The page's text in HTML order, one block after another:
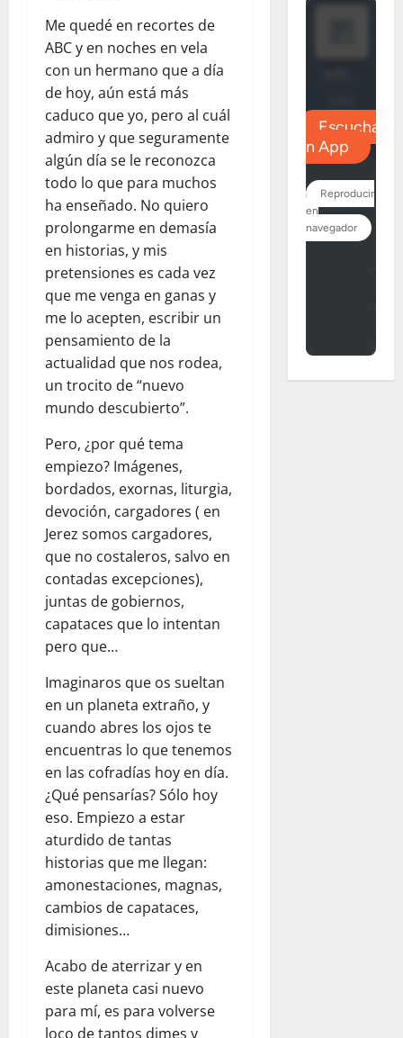
Me quedé en recortes de
ABC y en noches en vela
con un hermano que a día
de hoy, aún está más
caduco que yo, pero al cuál
admiro y que seguramente
algún día se le reconozca
todo lo que para muchos
ha enseñado. No quiero
prolongarme en demasía
en historias, y mis
pretensiones es cada vez
que me venga en ganas y
me lo acepten, escribir un
pensamiento de la
actualidad que nos rodea,
un trocito de “nuevo
mundo descubierto”.
Pero, ¿por qué tema
empiezo? Imágenes,
bordados, exornas, liturgia,
devoción, cargadores ( en
Jerez somos cargadores,
que no costaleros, salvo en
contadas excepciones),
juntas de gobiernos,
capataces que lo intentan
pero que…
Imaginaros que os sueltan
en un planeta extraño, y
cuando abres los ojos te
encuentras lo que tenemos
en las cofradías hoy en día.
¿Qué pensarías? Sólo hoy
eso. Empiezo a estar
aturdido de tantas
historias que me llegan:
amonestaciones, magnas,
cambios de capataces,
dimisiones…
Acabo de aterrizar y en
este planeta casi nuevo
para mí, es para volverse
loco de tantos dimes y